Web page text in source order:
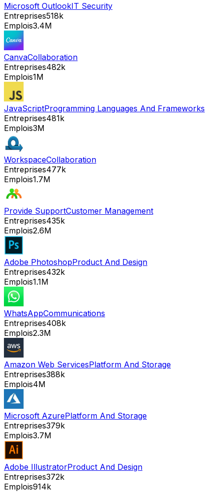
Microsoft OutlookIT Security
Entreprises518k
Emplois3.4M
CanvaCollaboration
Entreprises482k
Emplois1M
JavaScriptProgramming Languages And Frameworks
Entreprises481k
Emplois3M
WorkspaceCollaboration
Entreprises477k
Emplois1.7M
Provide SupportCustomer Management
Entreprises435k
Emplois2.6M
Adobe PhotoshopProduct And Design
Entreprises432k
Emplois1.1M
WhatsAppCommunications
Entreprises408k
Emplois2.3M
Amazon Web ServicesPlatform And Storage
Entreprises388k
Emplois4M
Microsoft AzurePlatform And Storage
Entreprises379k
Emplois3.7M
Adobe IllustratorProduct And Design
Entreprises372k
Emplois914k